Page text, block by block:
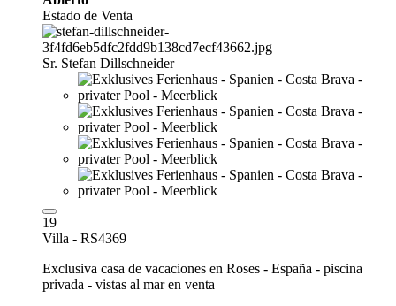
Estado de Venta
Sr. Stefan Dillschneider
19
Villa - RS4369
Exclusiva casa de vacaciones en Roses - España - piscina
privada - vistas al mar en venta